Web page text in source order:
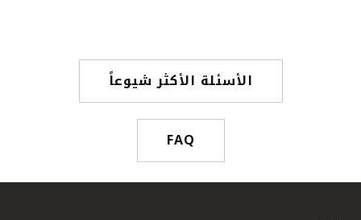
المملكة المتحدة
الأسئلة الأكثر شيوعاً
FAQ